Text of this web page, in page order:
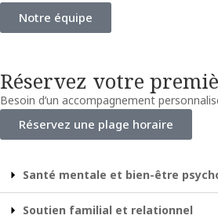
Notre équipe
Réservez votre
Besoin d’un accompagnement
Réservez une plage horaire
Santé mentale et bien-être
Soutien familial et relationnel